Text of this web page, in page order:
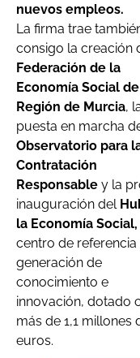
nuevos empleos.
La firma trae
consigo la creación
Federación de la
Economía Social
Región de Murcia,
puesta en marcha
Observatorio para
Contratación
Responsable y la
inauguración del
la Economía Social,
centro de referencia
generación de
conocimiento e
innovación, dotado
más de 1,1 millones
euros.